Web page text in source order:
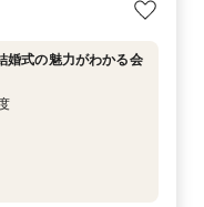
ーディネート見学！
婚式の魅力がわかる会